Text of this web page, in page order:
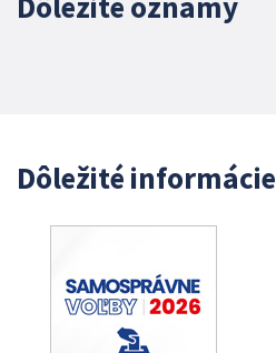
Dôležité informácie